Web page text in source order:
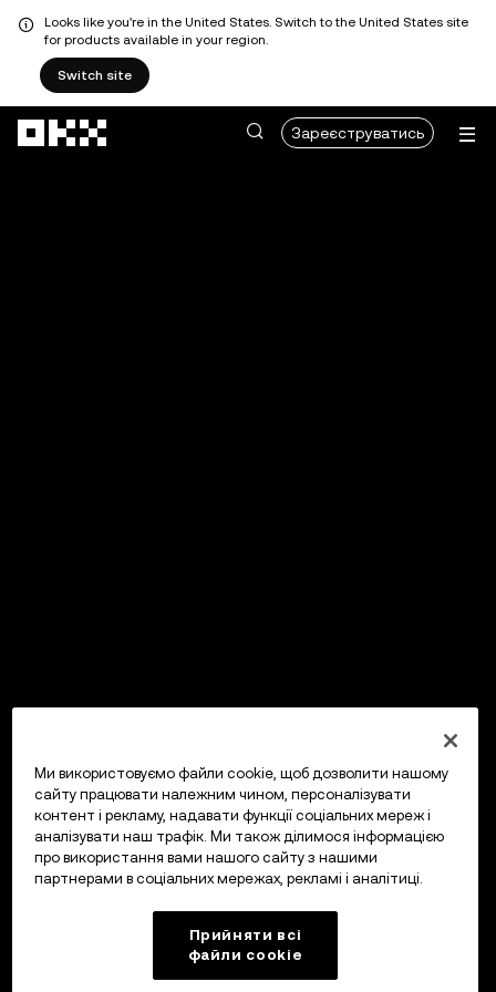
Looks like you're in the United States. Switch to the United States site
for products available in your region.
Switch site
Зареєструватись
Ми використовуємо файли cookie, щоб дозволити нашому
сайту працювати належним чином, персоналізувати
контент і рекламу, надавати функції соціальних мереж і
аналізувати наш трафік. Ми також ділимося інформацією
про використання вами нашого сайту з нашими
партнерами в соціальних мережах, рекламі і аналітиці.
Прийняти всі
файли сookie